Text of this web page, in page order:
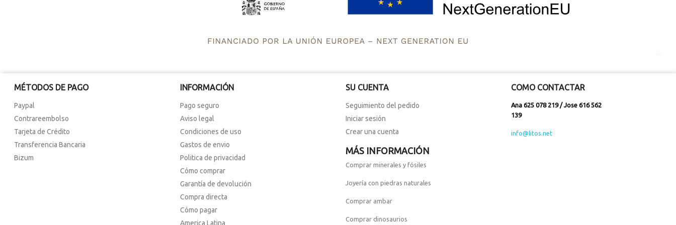
MÉTODOS DE PAGO
Paypal
Contrareembolso
Tarjeta de Crédito
Transferencia Bancaria
Bizum
INFORMACIÓN
Pago seguro
Aviso legal
Condiciones de uso
Gastos de envio
Politica de privacidad
Cómo comprar
Garantía de devolución
Compra directa
Cómo pagar
America Latina
SU CUENTA
Seguimiento del pedido
Iniciar sesión
Crear una cuenta
COMO CONTACTAR
Ana 625 078 219 / Jose 616 562
139
info@litos.net
MÁS INFORMACIÓN
Comprar minerales y fósiles
Joyería con piedras naturales
Comprar ambar
Comprar dinosaurios